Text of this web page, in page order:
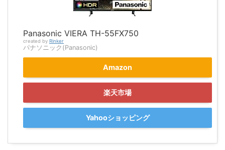
Panasonic VIERA TH-55FX750
created by Rinker
パナソニック(Panasonic)
Amazon
楽天市場
Yahooショッピング